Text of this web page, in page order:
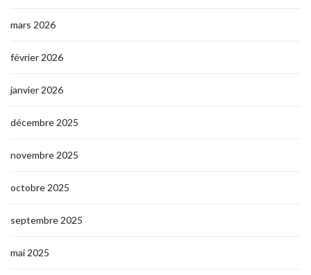
mars 2026
février 2026
janvier 2026
décembre 2025
novembre 2025
octobre 2025
septembre 2025
mai 2025